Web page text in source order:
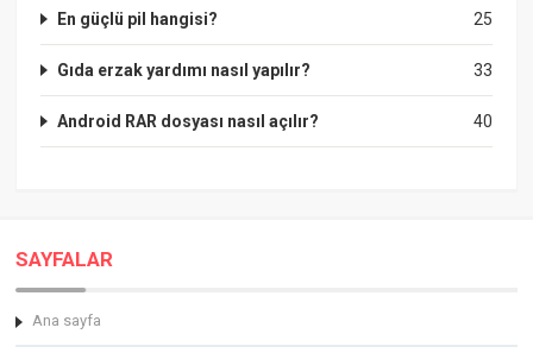
25
En güçlü pil hangisi?
33
Gıda erzak yardımı nasıl yapılır?
40
Android RAR dosyası nasıl açılır?
SAYFALAR
Ana sayfa